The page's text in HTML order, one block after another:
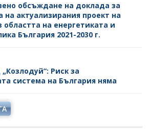
обсъждане на доклада за
на актуализирания проект на
областта на енергетиката и
България 2021-2030 г.
Риск за
система на България няма